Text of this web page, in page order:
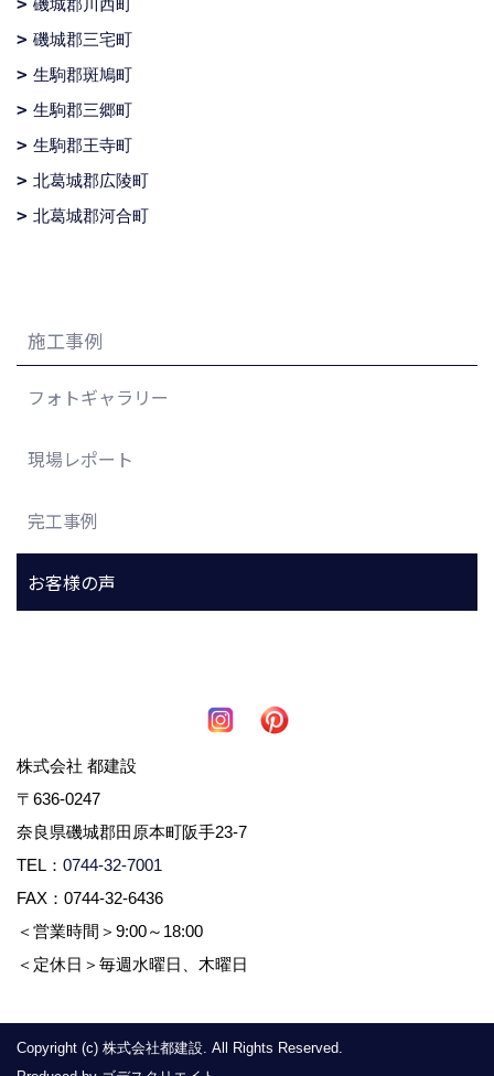
磯城郡川西町
磯城郡三宅町
生駒郡斑鳩町
生駒郡三郷町
生駒郡王寺町
北葛城郡広陵町
北葛城郡河合町
施工事例
フォトギャラリー
現場レポート
完工事例
お客様の声
株式会社 都建設
〒636-0247
奈良県磯城郡田原本町阪手23-7
TEL： 0744-32-7001
FAX：0744-32-6436
＜営業時間＞9:00～18:00
＜定休日＞毎週水曜日、木曜日
Copyright (c) 株式会社都建設. All Rights Reserved.